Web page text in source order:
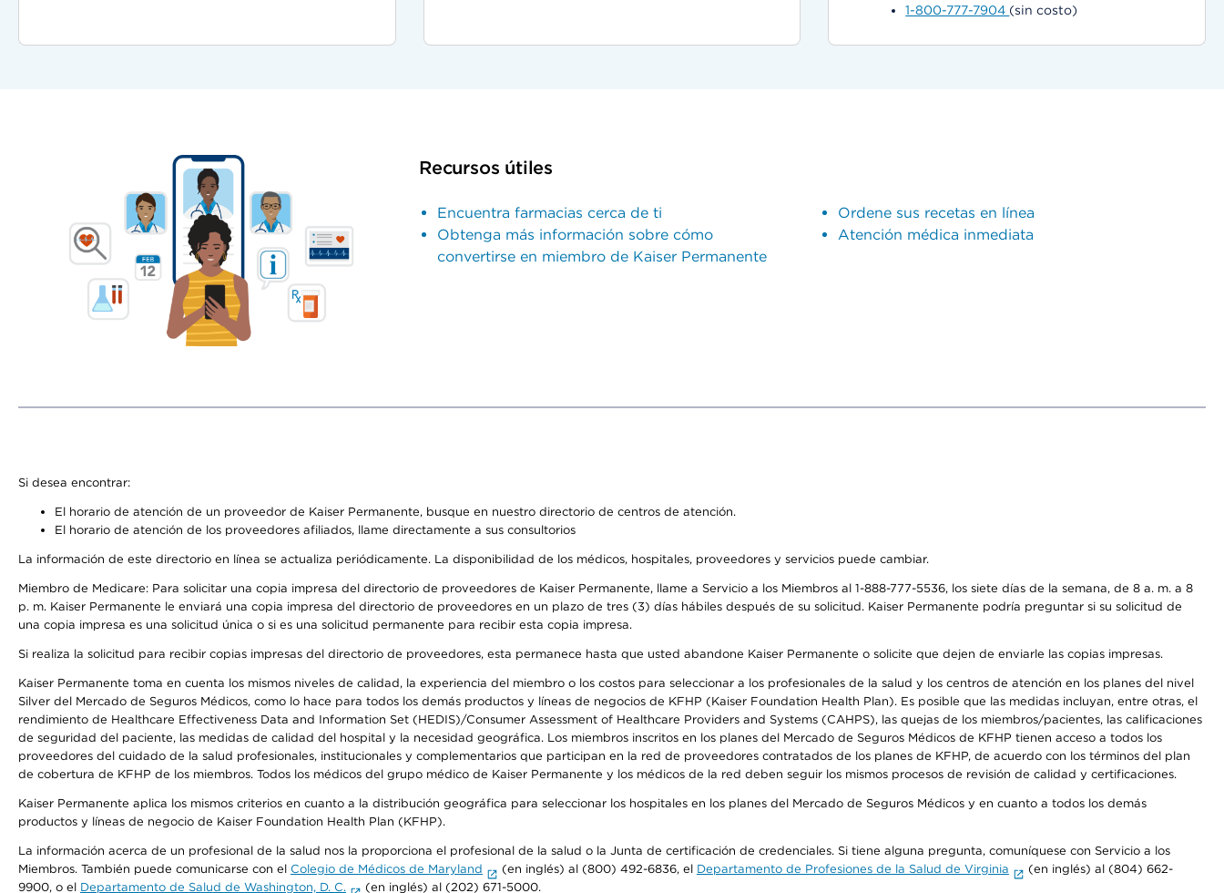
1-800-777-7904 (sin costo)
Recursos útiles
Encuentra farmacias cerca de ti
Obtenga más información sobre cómo
convertirse en miembro de Kaiser Permanente
Ordene sus recetas en línea
Atención médica inmediata
Si desea encontrar:
El horario de atención de un proveedor de Kaiser Permanente, busque en nuestro directorio de centros de atención.
El horario de atención de los proveedores afiliados, llame directamente a sus consultorios
La información de este directorio en línea se actualiza periódicamente. La disponibilidad de los médicos, hospitales, proveedores y servicios puede cambiar.
Miembro de Medicare: Para solicitar una copia impresa del directorio de proveedores de Kaiser Permanente, llame a Servicio a los Miembros al 1-888-777-5536, los siete días de la semana, de 8 a. m. a 8
p. m. Kaiser Permanente le enviará una copia impresa del directorio de proveedores en un plazo de tres (3) días hábiles después de su solicitud. Kaiser Permanente podría preguntar si su solicitud de
una copia impresa es una solicitud única o si es una solicitud permanente para recibir esta copia impresa.
Si realiza la solicitud para recibir copias impresas del directorio de proveedores, esta permanece hasta que usted abandone Kaiser Permanente o solicite que dejen de enviarle las copias impresas.
Kaiser Permanente toma en cuenta los mismos niveles de calidad, la experiencia del miembro o los costos para seleccionar a los profesionales de la salud y los centros de atención en los planes del nivel
Silver del Mercado de Seguros Médicos, como lo hace para todos los demás productos y líneas de negocios de KFHP (Kaiser Foundation Health Plan). Es posible que las medidas incluyan, entre otras, el
rendimiento de Healthcare Effectiveness Data and Information Set (HEDIS)/Consumer Assessment of Healthcare Providers and Systems (CAHPS), las quejas de los miembros/pacientes, las calificaciones
de seguridad del paciente, las medidas de calidad del hospital y la necesidad geográfica. Los miembros inscritos en los planes del Mercado de Seguros Médicos de KFHP tienen acceso a todos los
proveedores del cuidado de la salud profesionales, institucionales y complementarios que participan en la red de proveedores contratados de los planes de KFHP, de acuerdo con los términos del plan
de cobertura de KFHP de los miembros. Todos los médicos del grupo médico de Kaiser Permanente y los médicos de la red deben seguir los mismos procesos de revisión de calidad y certificaciones.
Kaiser Permanente aplica los mismos criterios en cuanto a la distribución geográfica para seleccionar los hospitales en los planes del Mercado de Seguros Médicos y en cuanto a todos los demás
productos y líneas de negocio de Kaiser Foundation Health Plan (KFHP).
La información acerca de un profesional de la salud nos la proporciona el profesional de la salud o la Junta de certificación de credenciales. Si tiene alguna pregunta, comuníquese con Servicio a los
Miembros. También puede comunicarse con el Colegio de Médicos de Maryland (en inglés) al (800) 492-6836, el Departamento de Profesiones de la Salud de Virginia
(en inglés) al (804) 662-
9900, o el Departamento de Salud de Washington, D. C. (en inglés) al (202) 671-5000.